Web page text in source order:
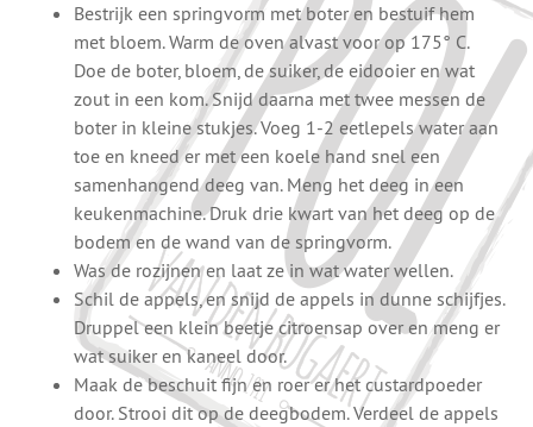
Bestrijk een springvorm met boter en bestuif hem
met bloem. Warm de oven alvast voor op 175° C.
Doe de boter, bloem, de suiker, de eidooier en wat
zout in een kom. Snijd daarna met twee messen de
boter in kleine stukjes. Voeg 1-2 eetlepels water aan
toe en kneed er met een koele hand snel een
samenhangend deeg van. Meng het deeg in een
keukenmachine. Druk drie kwart van het deeg op de
bodem en de wand van de springvorm.
Was de rozijnen en laat ze in wat water wellen.
Schil de appels, en snijd de appels in dunne schijfjes.
Druppel een klein beetje citroensap over en meng er
wat suiker en kaneel door.
Maak de beschuit fijn en roer er het custardpoeder
door. Strooi dit op de deegbodem. Verdeel de appels